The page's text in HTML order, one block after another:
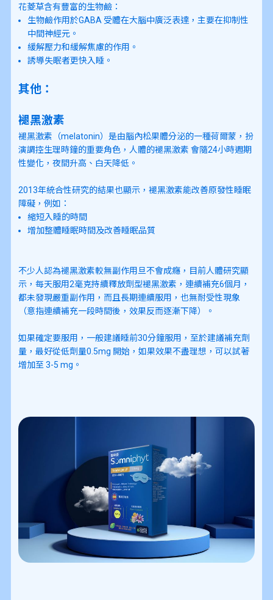
花菱草含有豐富的生物鹼：
生物鹼作用於GABA 受體在大腦中廣泛表達，主要在抑制性
中間神經元。
緩解壓力和緩解焦慮的作用。
誘導失眠者更快入睡。
其他：
褪黑激素
褪黑激素（melatonin）是由腦內松果體分泌的一種荷爾蒙，扮
演調控生理時鐘的重要角色，人體的褪黑激素 會隨24小時週期
性變化，夜間升高、白天降低。
2013年統合性研究的結果也顯示，褪黑激素能改善原發性睡眠
障礙，例如：
縮短入睡的時間
增加整體睡眠時間及改善睡眠品質
不少人認為褪黑激素較無副作用旦不會成癮，目前人體研究顯
示，每天服用2毫克持續釋放劑型褪黑激素，連續補充6個月，
都未發現嚴重副作用，而且長期連續服用，也無耐受性現象
（意指連續補充一段時間後，效果反而逐漸下降）。
如果確定要服用，一般建議睡前30分鐘服用，至於建議補充劑
量，最好從低劑量0.5mg 開始，如果效果不盡理想，可以試著
增加至 3-5 mg。